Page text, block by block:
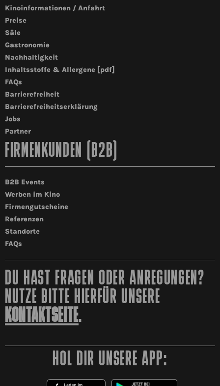
Kinoinformationen / Anfahrt
Preise
Säle
Gastronomie
Nachhaltigkeit
Inhaltsstoffe & Allergene [pdf]
FAQs
Barrierefreiheit
Barrierefreiheitserklärung
Jobs
Partner
FIRMENKUNDEN (B2B)
B2B Events
Werben im Kino
Firmengutscheine
Referenzen
Standorte
FAQs
DU HAST FRAGEN ODER ANREGUNGEN?
NUTZE BITTE HIERFÜR UNSERE
KONTAKTSEITE.
HOL DIR UNSERE APP: